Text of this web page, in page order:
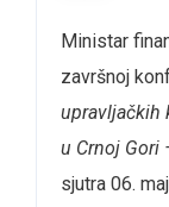
Ministar
završnoj
upravljačkih
u Crnoj Gori
sjutra 06.